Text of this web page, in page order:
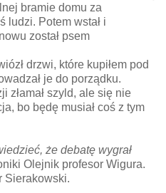
bramie domu za
ludzi. Potem wstał i
został psem
drzwi, które kupiłem pod
je do porządku.
złamał szyld, ale się nie
bo będę musiał coś z tym
że debatę wygrał
Olejnik profesor Wigura.
Sierakowski.